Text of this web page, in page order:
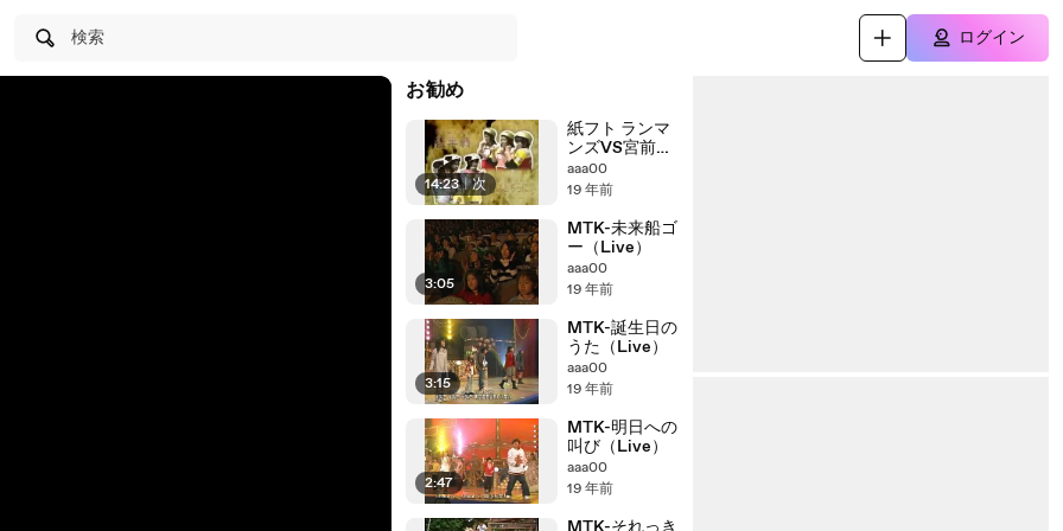
検索 ログイン
お勧め
14:23 | 次
紙フト ランマ
ンズVS宮前フ
ァイターズ
aaa00
19 年前
3:05
MTK-未来船ゴ
ー（Live）
aaa00
19 年前
3:15
MTK-誕生日の
うた（Live）
aaa00
19 年前
2:47
MTK-明日への
叫び（Live）
aaa00
19 年前